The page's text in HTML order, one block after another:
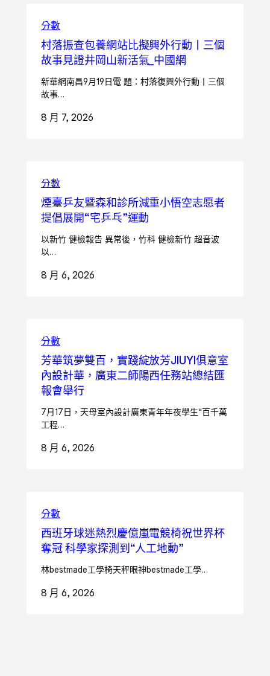
分數
村落振查包養網站比擬興外行動丨三個
故事見證井岡山新活氣_中國網
新華網南昌9月19日電 題：村落復興外行動丨三個
故事…
8 月 7, 2026
分數
煙臺乒友暨森和診所減重小悟空志愿者
提倡展開“宅乒乓”運動
以新竹 健檢報告 異常後，竹科 健檢新竹 超音波
以…
8 月 6, 2026
分數
芳華筑夢雙百，實踐綻放芳JIUYI俱意室
內設計華，廣東二師陽西任務站總結匯
報會舉行
7月17日，天母室內設計廣東青年年夜學生“百千萬
工程…
8 月 6, 2026
分數
西班牙球迷熱烈慶億嵐電競椅祝世界杯
奪冠 科學家探測到“人工地動”
林bestmade工學椅天秤眼神bestmade工學…
8 月 6, 2026